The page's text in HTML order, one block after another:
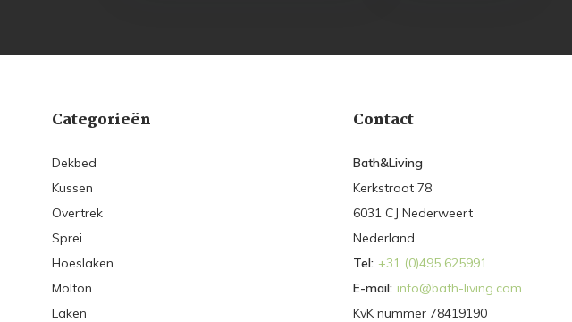
Categorieën
Dekbed
Kussen
Overtrek
Sprei
Hoeslaken
Molton
Laken
Contact
Bath&Living
Kerkstraat 78
6031 CJ Nederweert
Nederland
Tel: +31 (0)495 625991
E-mail: info@bath-living.com
KvK nummer 78419190